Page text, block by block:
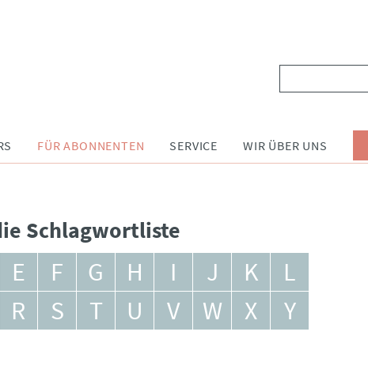
FÜR ABONNENTEN SERVICE WIR ÜBER UNS
Schlagwortliste
E F G H I J K
L
R S T U V W X
Y